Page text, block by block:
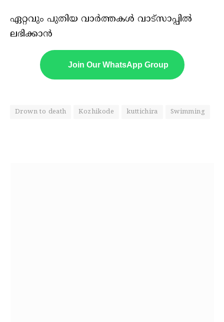
ഏറ്റവും പുതിയ വാർത്തകൾ വാട്സാപ്പിൽ
ലഭിക്കാൻ
Join Our WhatsApp Group
Drown to death Kozhikode kuttichira Swimming